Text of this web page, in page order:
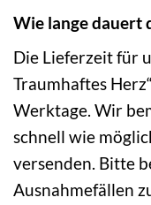
Wie lange dauert
Die Lieferzeit für
Traumhaftes
Werktage. Wir
schnell wie
versenden. Bitte
Ausnahmefällen